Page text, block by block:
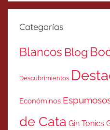
Categorías
Blancos Blog
Descubrimientos
Económinos
de Cata Gin Tonics